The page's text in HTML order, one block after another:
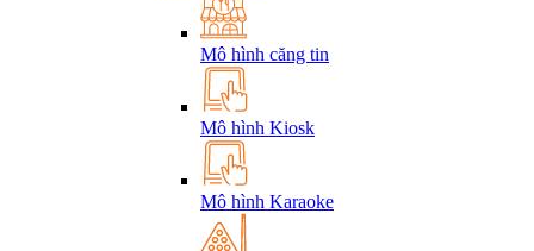
Mô hình căng tin
Mô hình Kiosk
Mô hình Karaoke